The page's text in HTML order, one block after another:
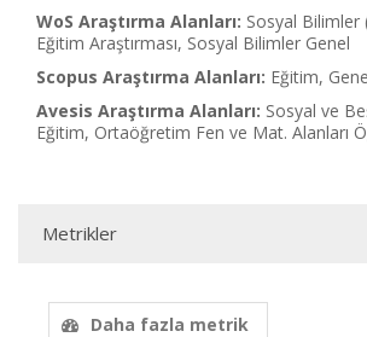
WoS Araştırma Alanları: Sosyal Bilimler
Eğitim Araştırması, Sosyal Bilimler Genel
Scopus Araştırma Alanları: Eğitim,
Avesis Araştırma Alanları: Sosyal ve
Eğitim, Ortaöğretim Fen ve Mat. Alanları
Metrikler
Daha fazla metrik